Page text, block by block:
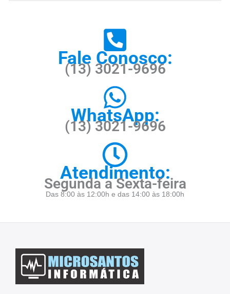
Fale Conosco:
(13) 3021-9696
WhatsApp:
(13) 3021-9696
Atendimento:
Segunda a Sexta-feira
Das 8:00 às 12:00h e das 14:00 às 18:00h